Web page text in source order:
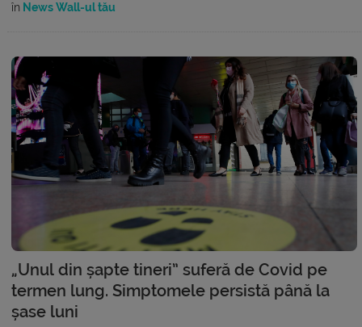
în News Wall-ul tău
„Unul din șapte tineri” suferă de Covid pe
termen lung. Simptomele persistă până la
șase luni